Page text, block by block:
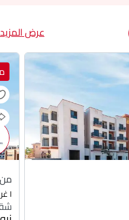
عرض المزيد
من
١ غرفة نوم